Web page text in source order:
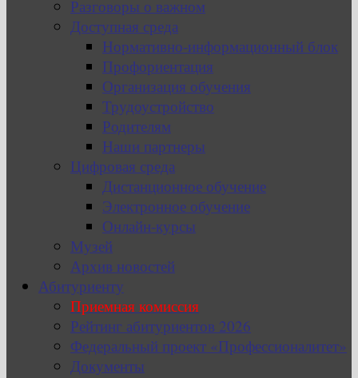
Разговоры о важном
Доступная среда
Нормативно-информационный блок
Профориентация
Организация обучения
Трудоустройство
Родителям
Наши партнеры
Цифровая среда
Дистанционное обучение
Электронное обучение
Онлайн-курсы
Музей
Архив новостей
Абитуриенту
Приемная комиссия
Рейтинг абитуриентов 2026
Федеральный проект «Профессионалитет»
Документы